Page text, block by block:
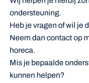
ondersteuning.
Heb je vragen of wil je
Neem dan contact op
horeca.
Mis je bepaalde
kunnen helpen?